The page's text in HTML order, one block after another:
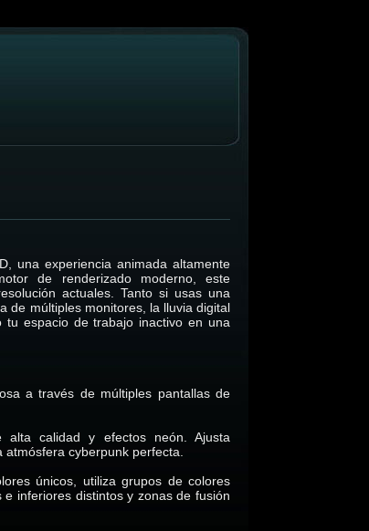
una experiencia animada altamente
de renderizado moderno, este
actuales. Tanto si usas una
de múltiples monitores, la lluvia digital
tu espacio de trabajo inactivo en una
a través de múltiples pantallas de
alta calidad y efectos neón. Ajusta
cyberpunk perfecta.
únicos, utiliza grupos de colores
inferiores distintos y zonas de fusión